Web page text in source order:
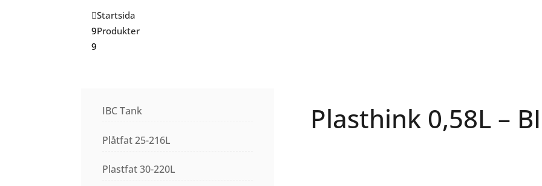
Startsida
Produkter
IBC Tank
Plåtfat 25-216L
Plastfat 30-220L
Plasthink 0,58L –